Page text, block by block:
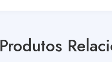
Produtos